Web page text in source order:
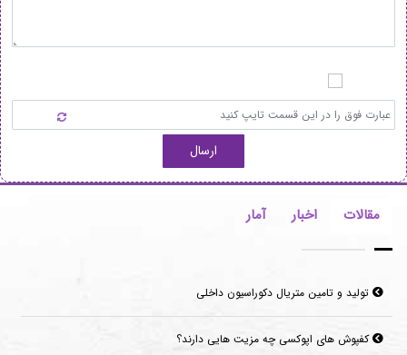
ارسال
مقالات اخبار آمار
تولید و تامین متریال دکوراسیون داخلی
کفپوش های اپوکسی چه مزیت هایی دارند؟